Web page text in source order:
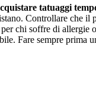
tatuaggi
Controllare che il
chi soffre di allergie
Fare sempre prima